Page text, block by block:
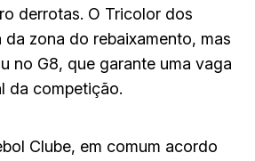
derrotas. O Tricolor dos
da zona do rebaixamento, mas
no G8, que garante uma vaga
da competição.
Clube, em comum acordo